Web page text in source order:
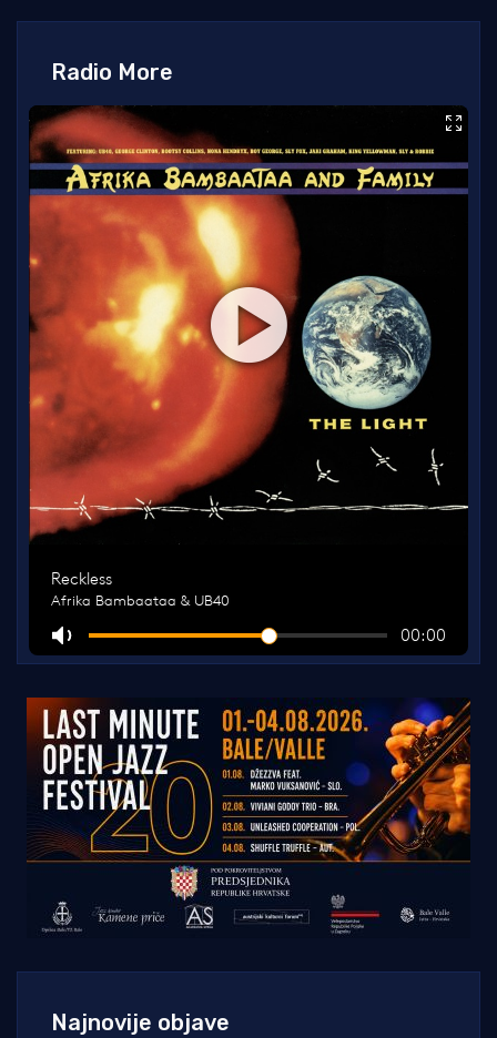
Radio More
Najnovije objave